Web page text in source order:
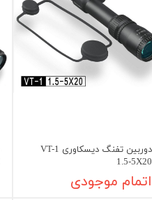
دوربین تفنگ دیسکاوری VT-1
1.5-5X20
اتمام موجودی